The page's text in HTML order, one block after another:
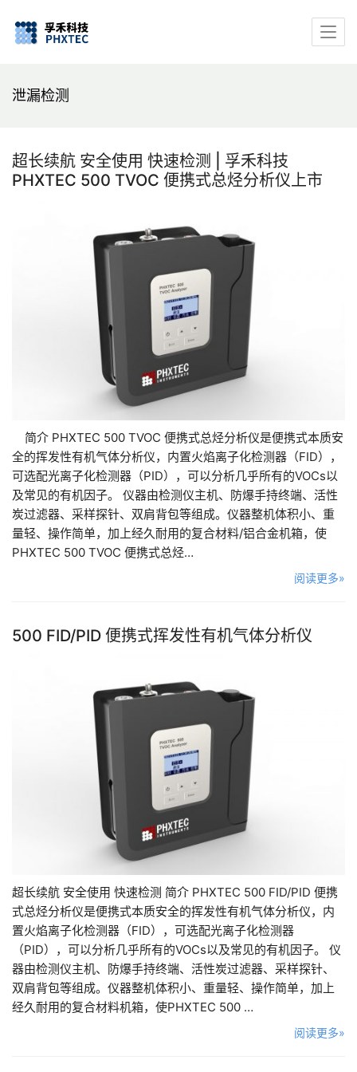
泄漏检测
超长续航 安全使用 快速检测 | 孚禾科技
PHXTEC 500 TVOC 便携式总烃分析仪上市
简介 PHXTEC 500 TVOC 便携式总烃分析仪是便携式本质安
全的挥发性有机气体分析仪，内置火焰离子化检测器（FID），
可选配光离子化检测器（PID），可以分析几乎所有的VOCs以
及常见的有机因子。 仪器由检测仪主机、防爆手持终端、活性
炭过滤器、采样探针、双肩背包等组成。仪器整机体积小、重
量轻、操作简单，加上经久耐用的复合材料/铝合金机箱，使
PHXTEC 500 TVOC 便携式总烃…
阅读更多»
500 FID/PID 便携式挥发性有机气体分析仪
超长续航 安全使用 快速检测 简介 PHXTEC 500 FID/PID 便携
式总烃分析仪是便携式本质安全的挥发性有机气体分析仪，内
置火焰离子化检测器（FID），可选配光离子化检测器
（PID），可以分析几乎所有的VOCs以及常见的有机因子。 仪
器由检测仪主机、防爆手持终端、活性炭过滤器、采样探针、
双肩背包等组成。仪器整机体积小、重量轻、操作简单，加上
经久耐用的复合材料机箱，使PHXTEC 500 …
阅读更多»